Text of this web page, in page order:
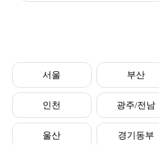
서울 부산
인천 광주/전남
울산 경기동부